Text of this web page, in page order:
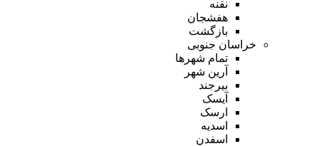
نقنه
هفشجان
بازگشت
خراسان جنوبی
تمام شهر‌ها
آرین شهر
بیرجند
آیسک
ارسک
اسدیه
اسفدن